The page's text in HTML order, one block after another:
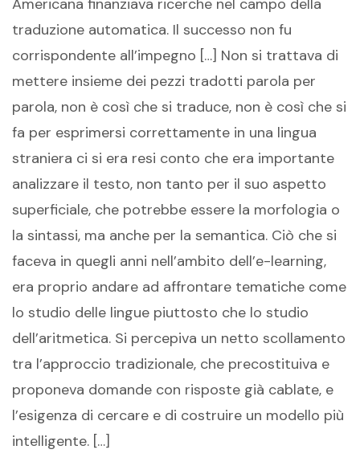
Americana finanziava ricerche nel campo della
traduzione automatica. Il successo non fu
corrispondente all’impegno […] Non si trattava di
mettere insieme dei pezzi tradotti parola per
parola, non è così che si traduce, non è così che si
fa per esprimersi correttamente in una lingua
straniera ci si era resi conto che era importante
analizzare il testo, non tanto per il suo aspetto
superficiale, che potrebbe essere la morfologia o
la sintassi, ma anche per la semantica. Ciò che si
faceva in quegli anni nell’ambito dell’e-learning,
era proprio andare ad affrontare tematiche come
lo studio delle lingue piuttosto che lo studio
dell’aritmetica. Si percepiva un netto scollamento
tra l’approccio tradizionale, che precostituiva e
proponeva domande con risposte già cablate, e
l’esigenza di cercare e di costruire un modello più
intelligente. […]